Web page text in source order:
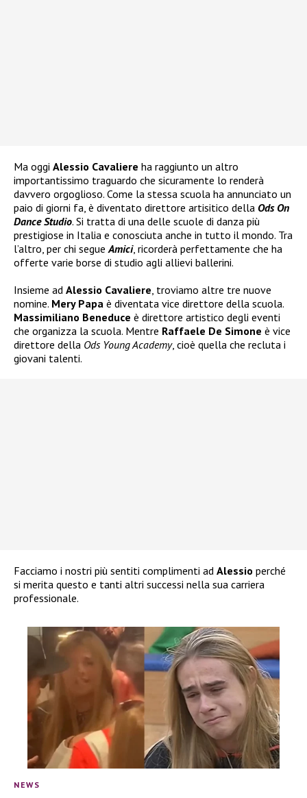
Ma oggi Alessio Cavaliere ha raggiunto un altro
importantissimo traguardo che sicuramente lo renderà
davvero orgoglioso. Come la stessa scuola ha annunciato un
paio di giorni fa, è diventato direttore artisitico della Ods On
Dance Studio. Si tratta di una delle scuole di danza più
prestigiose in Italia e conosciuta anche in tutto il mondo. Tra
l’altro, per chi segue Amici, ricorderà perfettamente che ha
offerte varie borse di studio agli allievi ballerini.
Insieme ad Alessio Cavaliere , troviamo altre tre nuove
nomine. Mery Papa è diventata vice direttore della scuola.
Massimiliano Beneduce è direttore artistico degli eventi
che organizza la scuola. Mentre Raffaele De Simone è vice
direttore della Ods Young Academy, cioè quella che recluta i
giovani talenti.
Facciamo i nostri più sentiti complimenti ad Alessio perché
si merita questo e tanti altri successi nella sua carriera
professionale.
NEWS